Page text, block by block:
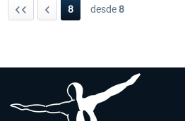
8 desde8